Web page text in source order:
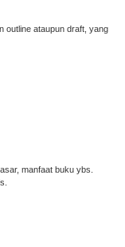
outline ataupun draft, yang
manfaat buku ybs.